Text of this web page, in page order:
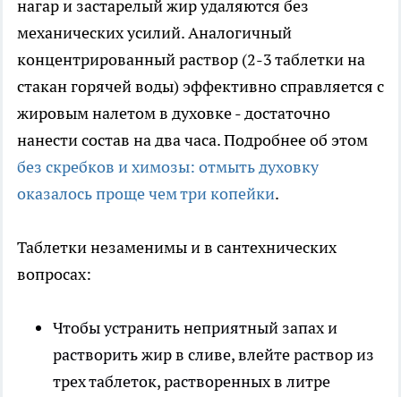
нагар и застарелый жир удаляются без
механических усилий. Аналогичный
концентрированный раствор (2-3 таблетки на
стакан горячей воды) эффективно справляется с
жировым налетом в духовке - достаточно
нанести состав на два часа. Подробнее об этом
без скребков и химозы: отмыть духовку
оказалось проще чем три копейки.
Таблетки незаменимы и в сантехнических
вопросах:
Чтобы устранить неприятный запах и
растворить жир в сливе, влейте раствор из
трех таблеток, растворенных в литре